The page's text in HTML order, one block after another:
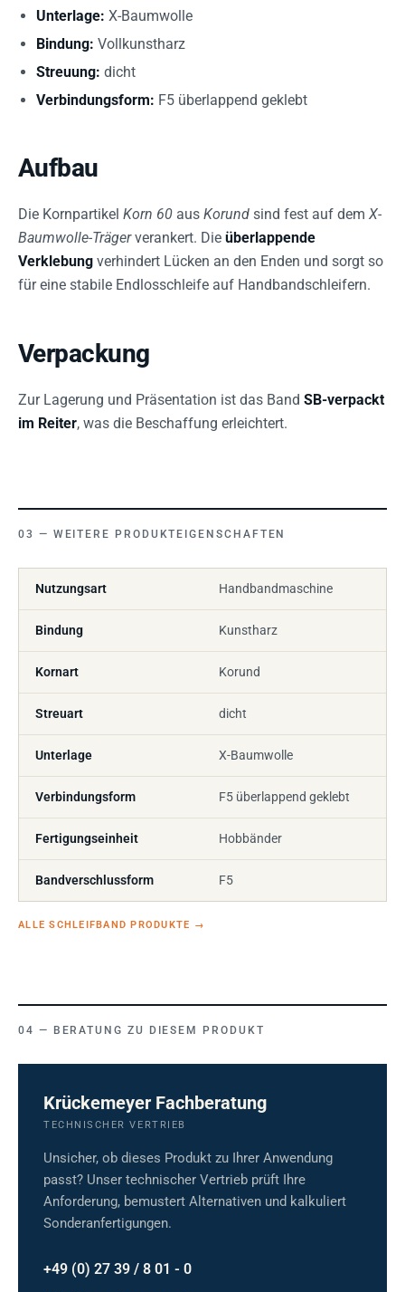
Unterlage: X-Baumwolle
Bindung: Vollkunstharz
Streuung: dicht
Verbindungsform: F5 überlappend geklebt
Aufbau
Die Kornpartikel Korn 60 aus Korund sind fest auf dem X-
Baumwolle-Trägerverankert. Die überlappende
Verklebung verhindert Lücken an den Enden und sorgt so
für eine stabile Endlosschleife auf Handbandschleifern.
Verpackung
Zur Lagerung und Präsentation ist das Band SB-verpackt
im Reiter, was die Beschaffung erleichtert.
WEITERE PRODUKTEIGENSCHAFTEN
Nutzungsart Handbandmaschine
Bindung Kunstharz
Kornart Korund
Streuart dicht
Unterlage X-Baumwolle
Verbindungsform F5 überlappend geklebt
Fertigungseinheit Hobbänder
Bandverschlussform F5
ALLE SCHLEIFBAND PRODUKTE →
BERATUNG ZU DIESEM PRODUKT
Krückemeyer Fachberatung
TECHNISCHER VERTRIEB
Unsicher, ob dieses Produkt zu Ihrer Anwendung
passt? Unser technischer Vertrieb prüft Ihre
Anforderung, bemustert Alternativen und kalkuliert
Sonderanfertigungen.
+49 (0) 27 39 / 8 01 - 0